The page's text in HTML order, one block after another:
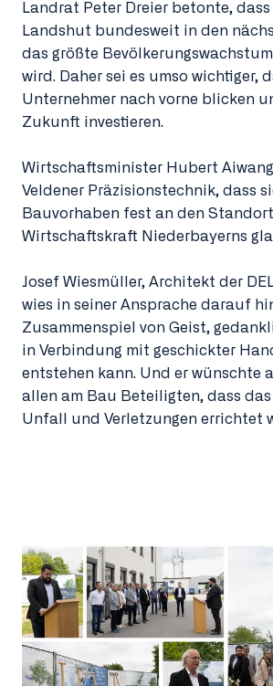
Landrat Peter Dreier betonte,
Landshut bundesweit in den
das größte
wird. Daher sei es umso wichtiger,
Unternehmer nach vorne blicken
Zukunft investieren.
Wirtschaftsminister Hubert
Veldener Präzisionstechnik, dass
Bauvorhaben fest an den
Wirtschaftskraft Niederbayerns
Josef Wiesmüller, Architekt der
wies in seiner Ansprache darauf
Zusammenspiel von Geist,
in Verbindung mit geschickter
entstehen kann. Und er wünschte
allen am Bau Beteiligten, dass
Unfall und Verletzungen errichtet